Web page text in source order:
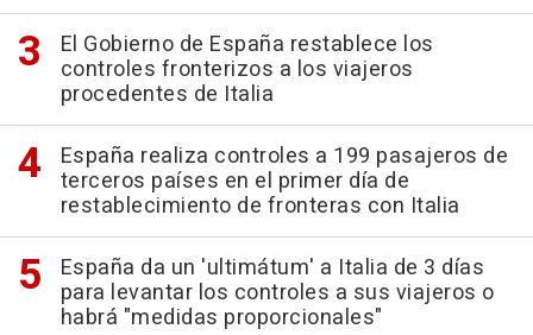
El Gobierno de España restablece los
controles fronterizos a los viajeros
procedentes de Italia
España realiza controles a 199 pasajeros de
terceros países en el primer día de
restablecimiento de fronteras con Italia
España da un 'ultimátum' a Italia de 3 días
para levantar los controles a sus viajeros o
habrá "medidas proporcionales"